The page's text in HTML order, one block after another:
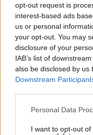
opt-out request is
interest-based ads
us or personal
your opt-out. You may
disclosure of your
IAB’s list of
also be disclosed by us
Downstream
Please note that this
not limited to your visit
Personal Data
I want to opt-out
Μυστήριο 3.500
έκρηξης
08.08.2026, 18:08